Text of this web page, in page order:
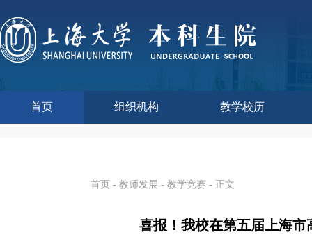
首页 组织机构 教学校历
首页 - 教师发展 - 教学竞赛 - 正文
喜报！我校在第五届上海